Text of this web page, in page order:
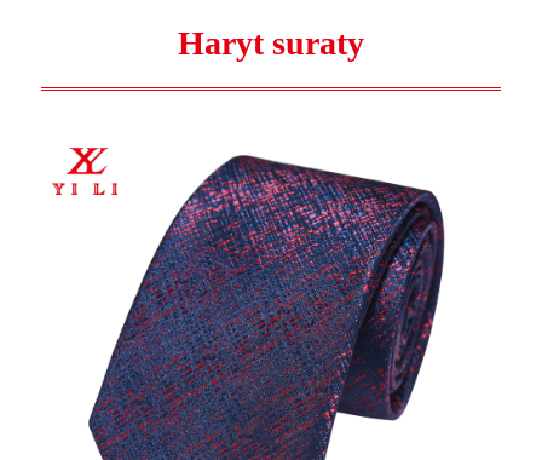
Haryt suraty